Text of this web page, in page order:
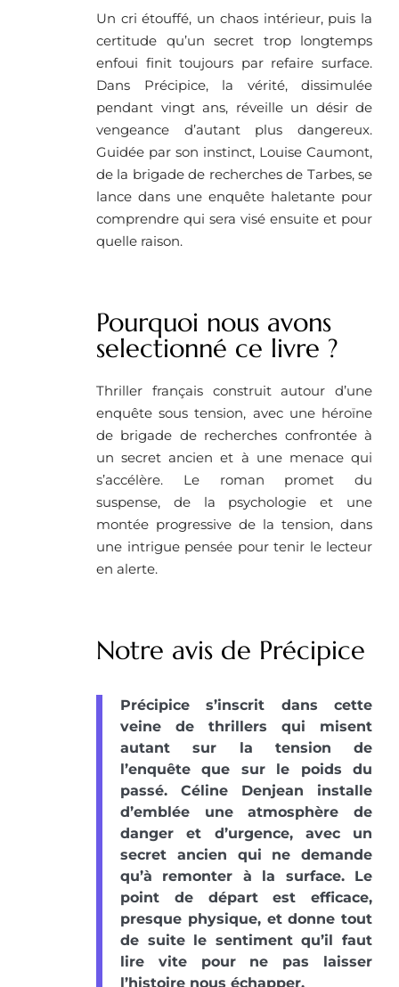
Un cri étouffé, un chaos intérieur, puis la
certitude qu’un secret trop longtemps
enfoui finit toujours par refaire surface.
Dans Précipice, la vérité, dissimulée
pendant vingt ans, réveille un désir de
vengeance d’autant plus dangereux.
Guidée par son instinct, Louise Caumont,
de la brigade de recherches de Tarbes, se
lance dans une enquête haletante pour
comprendre qui sera visé ensuite et pour
quelle raison.
Pourquoi nous avons
selectionné ce livre ? ​
Thriller français construit autour d’une
enquête sous tension, avec une héroïne
de brigade de recherches confrontée à
un secret ancien et à une menace qui
s’accélère. Le roman promet du
suspense, de la psychologie et une
montée progressive de la tension, dans
une intrigue pensée pour tenir le lecteur
en alerte.
Notre avis de Précipice
Précipice s’inscrit dans cette
veine de thrillers qui misent
autant sur la tension de
l’enquête que sur le poids du
passé. Céline Denjean installe
d’emblée une atmosphère de
danger et d’urgence, avec un
secret ancien qui ne demande
qu’à remonter à la surface. Le
point de départ est efficace,
presque physique, et donne tout
de suite le sentiment qu’il faut
lire vite pour ne pas laisser
l’histoire nous échapper.